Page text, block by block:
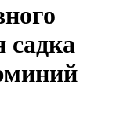
садка